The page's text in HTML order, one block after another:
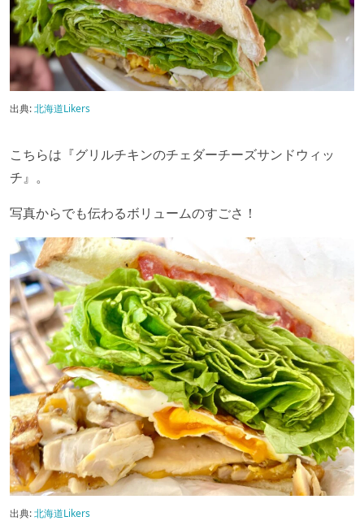
出典:北海道Likers
こちらは『グリルチキンのチェダーチーズサンドウィッ
チ』。
写真からでも伝わるボリュームのすごさ！
出典:北海道Likers